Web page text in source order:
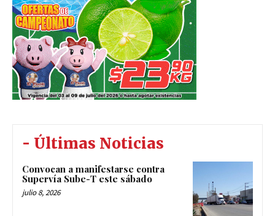
- Últimas Noticias
Convocan a manifestarse contra
Supervía Sube-T este sábado
julio 8, 2026